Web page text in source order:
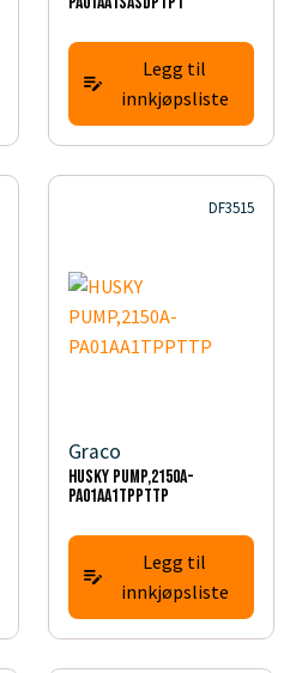
Legg til
innkjøpsliste
DF3515
Graco
HUSKY PUMP,2150A-
PA01AA1TPPTTP
Legg til
innkjøpsliste